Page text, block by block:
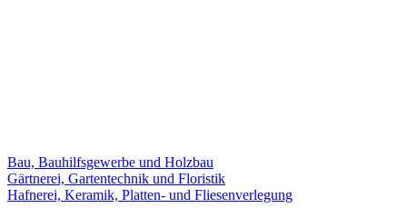
Bau, Bauhilfsgewerbe und Holzbau
Gärtnerei, Gartentechnik und Floristik
Hafnerei, Keramik, Platten- und Fliesenverlegung